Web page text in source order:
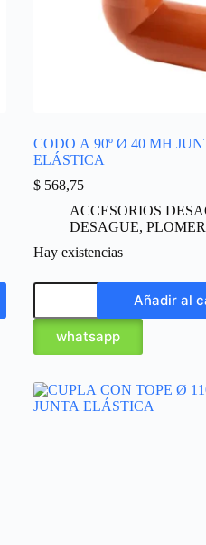
CODO A 90º Ø 40 MH
ELÁSTICA
$568,75
ACCESORIOS
DESAGUE,
Hay existencias
Añadir al
whatsapp